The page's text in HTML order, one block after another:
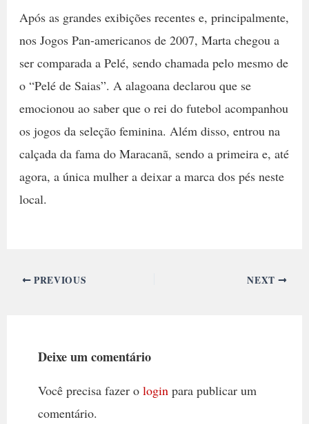
Após as grandes exibições recentes e, principalmente,
nos Jogos Pan-americanos de 2007, Marta chegou a
ser comparada a Pelé, sendo chamada pelo mesmo de
o “Pelé de Saias”. A alagoana declarou que se
emocionou ao saber que o rei do futebol acompanhou
os jogos da seleção feminina. Além disso, entrou na
calçada da fama do Maracanã, sendo a primeira e, até
agora, a única mulher a deixar a marca dos pés neste
local.
PREVIOUS NEXT
Deixe um comentário
Você precisa fazer o loginpara publicar um
comentário.